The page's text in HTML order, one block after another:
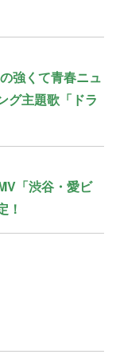
強くて青春ニュ
グ主題歌「ドラ
「渋谷・愛ビ
！